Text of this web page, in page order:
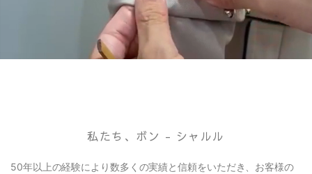
私たち、ボン - シャルル
50年以上の経験により数多くの実績と信頼をいただき、お客様の